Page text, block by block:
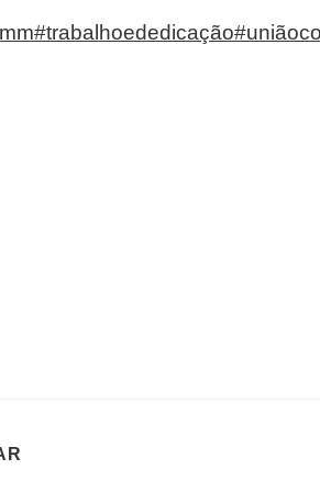
#trabalhoededicação